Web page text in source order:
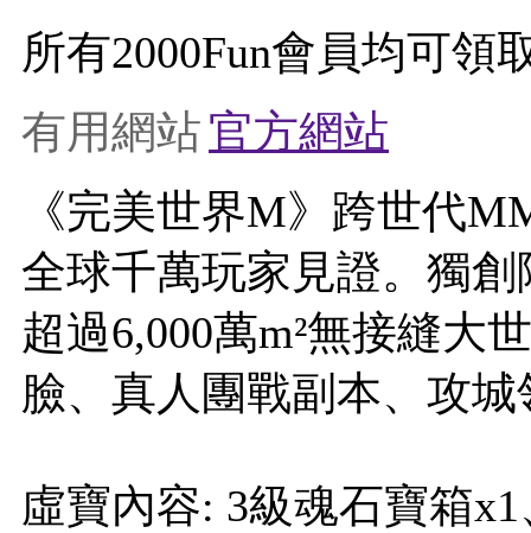
所有2000Fun會員均可領
有用網站官方網站
《完美世界M》跨世代
全球千萬玩家見證。獨
超過6,000萬m²無接縫大
臉、真人團戰副本、攻
虛寶內容: 3級魂石寶箱x1